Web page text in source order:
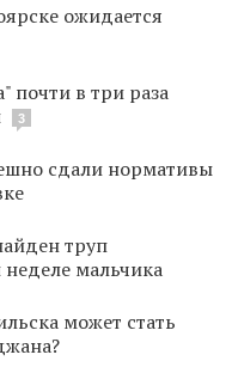
ожидается
почти в три раза
3
сдали нормативы
труп
мальчика
может стать